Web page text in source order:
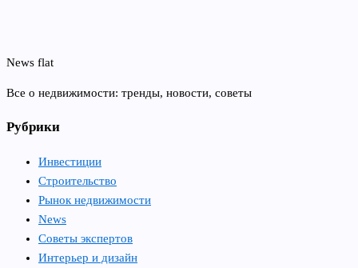
News flat
Все о недвижимости: тренды, новости, советы
Рубрики
Инвестиции
Строительство
Рынок недвижимости
News
Советы экспертов
Интерьер и дизайн